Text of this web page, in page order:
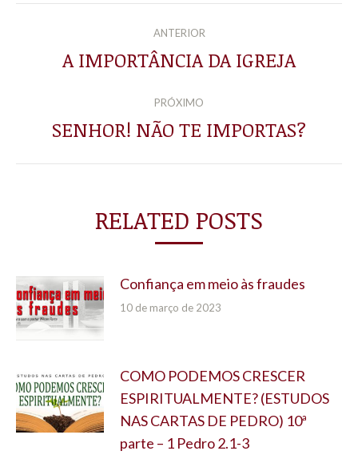
NAVEGAÇÃO
ANTERIOR
Post
A IMPORTÂNCIA DA IGREJA
PRÓXIMO
Próximo
SENHOR! NÃO TE IMPORTAS?
RELATED POSTS
Confiança em meio às fraudes
10 de março de 2023
COMO PODEMOS CRESCER
ESPIRITUALMENTE? (ESTUDOS
NAS CARTAS DE PEDRO) 10ª
parte – 1 Pedro 2.1-3